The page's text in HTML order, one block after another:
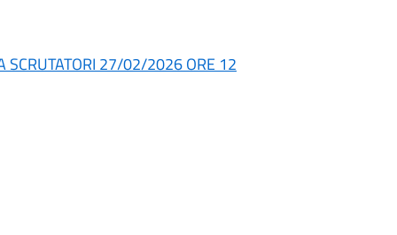
SCRUTATORI 27/02/2026 ORE 12